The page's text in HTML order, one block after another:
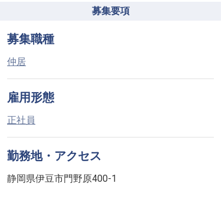
募集要項
募集職種
仲居
雇用形態
正社員
勤務地・アクセス
静岡県伊豆市門野原400-1